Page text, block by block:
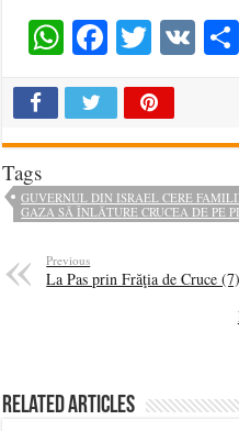
WhatsApp
Facebook
Twitter
VK
Tags
GUVERNUL DIN ISRAEL CERE
GAZA SĂ ÎNLĂTURE CRUCEA DE PE
Previous
La Pas prin Frăţia de Cruce (7)
Related Articles